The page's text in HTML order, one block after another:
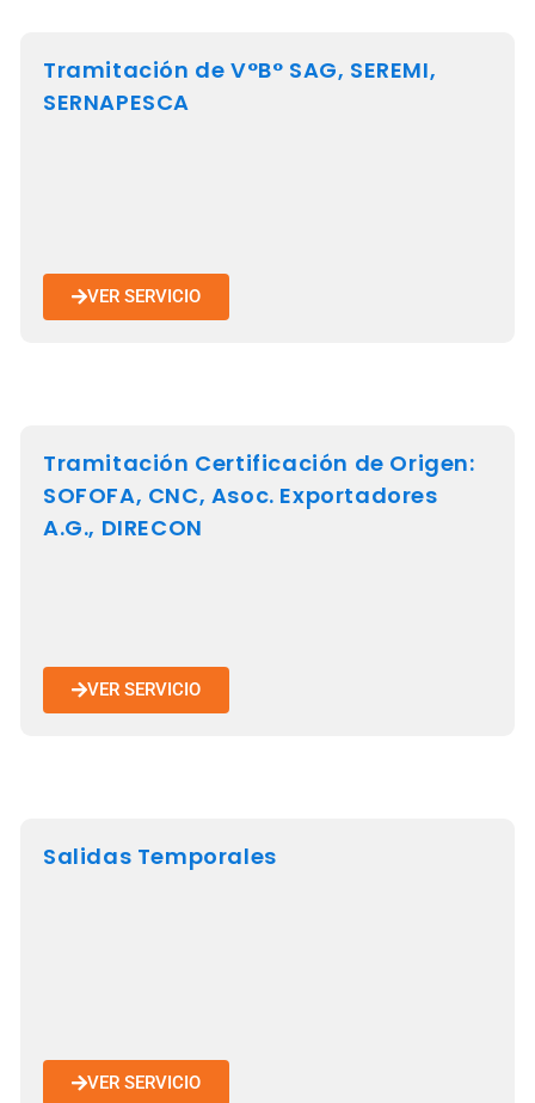
Tramitación de V°B° SAG, SEREMI,
SERNAPESCA
VER SERVICIO
Tramitación Certificación de Origen:
SOFOFA, CNC, Asoc. Exportadores
A.G., DIRECON
VER SERVICIO
Salidas Temporales
VER SERVICIO